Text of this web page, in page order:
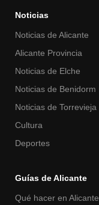
Noticias
Noticias de Alicante
Alicante Provincia
Noticias de Elche
Noticias de Benidorm
Noticias de Torrevieja
Cultura
Deportes
Guías de Alicante
Qué hacer en Alicante